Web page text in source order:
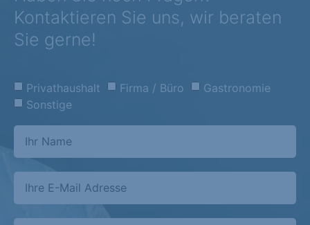
Kontaktieren Sie uns, wir beraten
Sie gerne!
Privathaushalt Firma / Büro
Gastronomie
Sonstige